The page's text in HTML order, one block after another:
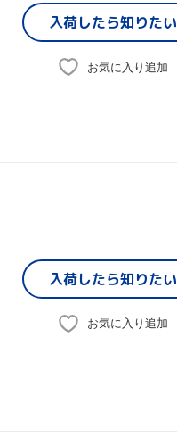
入荷したら知りたい
お気に入り追加
入荷したら知りたい
お気に入り追加